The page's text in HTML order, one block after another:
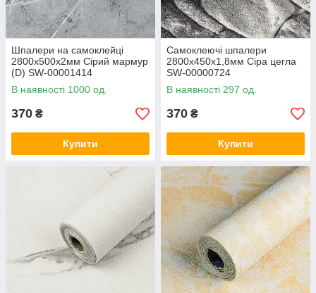
Шпалери на самоклейці
2800х500х2мм Сірий мармур
(D) SW-00001414
В наявності 1000 од.
370 ₴
Купити
Самоклеючі шпалери
2800х450х1,8мм Сіра цегла
SW-00000724
В наявності 297 од.
370 ₴
Купити